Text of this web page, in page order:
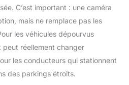
requis ; il suffit de
brancher le câble
d'alimentation dans la
prise allume-cigare (12-
32V). Ce Carplay est
compatible avec
presque tous les types
de véhicules, y compris
C’est important : une caméra
mais ne remplace pas les
les véhicules dépourvus
peut réellement changer
les conducteurs qui stationnent
des parkings étroits.